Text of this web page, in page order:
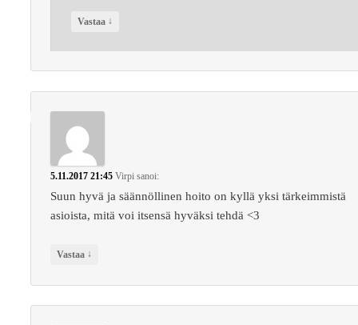
Vastaa ↓
5.11.2017 21:45 Virpi sanoi:
Suun hyvä ja säännöllinen hoito on kyllä yksi tärkeimmistä
asioista, mitä voi itsensä hyväksi tehdä <3
Vastaa ↓